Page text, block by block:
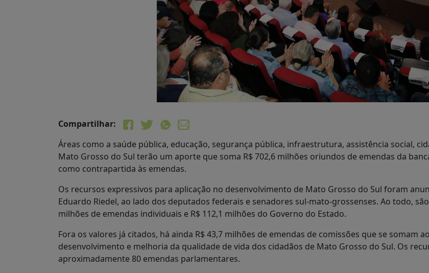
Compartilhar:
Áreas como a saúde pública, educação, segurança pública, infraestrutura, assistência social,
Mato Grosso do Sul terão um aporte que soma R$ 702,6 milhões oriundos de emendas da
como contrapartida às emendas.
Os recursos expressivos para aplicação no desenvolvimento de Mato Grosso do Sul foram
Eduardo Riedel, ao lado dos deputados federais e senadores sul-mato-grossenses. Ao todo,
milhões de emendas individuais e R$ 112,1 milhões do Governo do Estado.
Fora os valores já citados, há ainda R$ 43,7 milhões de emendas de comissões que se somam
desenvolvimento e melhoria da qualidade de vida dos cidadãos de Mato Grosso do Sul. Os
aproximadamente 80 emendas parlamentares.